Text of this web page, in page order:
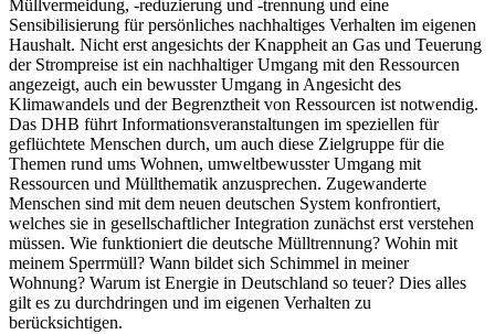
Müllvermeidung, -reduzierung und -trennung und eine
Sensibilisierung für persönliches nachhaltiges Verhalten im eigenen
Haushalt. Nicht erst angesichts der Knappheit an Gas und Teuerung
der Strompreise ist ein nachhaltiger Umgang mit den Ressourcen
angezeigt, auch ein bewusster Umgang in Angesicht des
Klimawandels und der Begrenztheit von Ressourcen ist notwendig.
Das DHB führt Informationsveranstaltungen im speziellen für
geflüchtete Menschen durch, um auch diese Zielgruppe für die
Themen rund ums Wohnen, umweltbewusster Umgang mit
Ressourcen und Müllthematik anzusprechen. Zugewanderte
Menschen sind mit dem neuen deutschen System konfrontiert,
welches sie in gesellschaftlicher Integration zunächst erst verstehen
müssen. Wie funktioniert die deutsche Mülltrennung? Wohin mit
meinem Sperrmüll? Wann bildet sich Schimmel in meiner
Wohnung? Warum ist Energie in Deutschland so teuer? Dies alles
gilt es zu durchdringen und im eigenen Verhalten zu
berücksichtigen.